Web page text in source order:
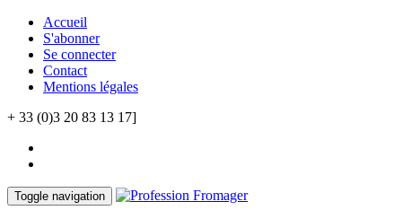
Accueil
S'abonner
Se connecter
Contact
Mentions légales
+ 33 (0)3 20 83 13 17]
Toggle navigation